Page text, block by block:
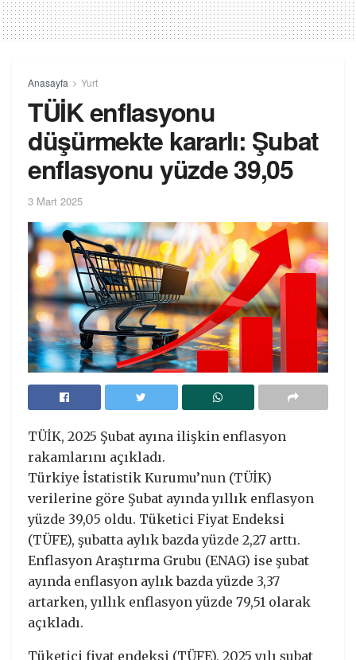
Anasayfa Yurt
TÜİK enflasyonu
düşürmekte kararlı: Şubat
enflasyonu yüzde 39,05
3 Mart 2025
TÜİK, 2025 Şubat ayına ilişkin enflasyon
rakamlarını açıkladı.
Türkiye İstatistik Kurumu’nun (TÜİK)
verilerine göre Şubat ayında yıllık enflasyon
yüzde 39,05 oldu. Tüketici Fiyat Endeksi
(TÜFE), şubatta aylık bazda yüzde 2,27 arttı.
Enflasyon Araştırma Grubu (ENAG) ise şubat
ayında enflasyon aylık bazda yüzde 3,37
artarken, yıllık enflasyon yüzde 79,51 olarak
açıkladı.
Tüketici fiyat endeksi (TÜFE), 2025 yılı şubat